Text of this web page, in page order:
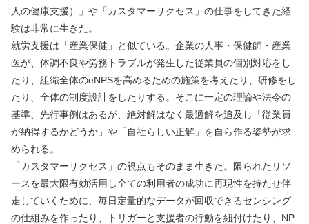
人の健康支援）」や「カスタマーサクセス」の仕事をしてきた経
験は非常に生きた。
就労支援は「産業保健」と似ている。企業の人事・保健師・産業
医が、体調不良や労務トラブルが発生した従業員の個別対応をし
たり、組織全体のeNPSを高めるための施策を考えたり、研修をし
たり、全体の制度設計をしたりする。そこに一定の理論や法令の
基準、先行事例はあるが、絶対解はなく最適解を追及し「従業員
が納得するかどうか」や「自社らしい正解」を自ら作る姿勢が求
められる。
「カスタマーサクセス」の視点もそのまま生きた。限られたリソ
ースを最大限有効活用し全ての利用者の成功に再現性を持たせ伴
走していくために、毎日定量的なデータが回収できるセンシング
の仕組みを作ったり、トリガーと支援者の行動を紐付けたり、NP